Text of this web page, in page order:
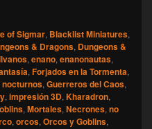
Así ha sido 2024
of Sigmar, Blacklist Miniatures,
& Dragons, Dungeons &
, enano, enanonautas,
, Forjados en la Tormenta,
nocturnos, Guerreros del Caos,
, impresión 3D, Kharadron,
, Mortales, Necrones, no
, orcos, Orcos y Goblins,